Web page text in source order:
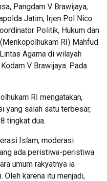
Pangdam V Brawijaya,
Jatim, Irjen Pol Nico
Politik, Hukum dan
RI) Mahfud
Agama di wilayah
V Brawijaya. Pada
RI mengatakan,
yang salah satu terbesar,
tingkat dua.
Islam, moderasi
ada peristiwa-peristiwa
umum rakyatnya ia
Oleh karena itu menjadi,